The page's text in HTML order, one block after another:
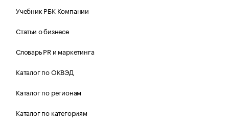
Учебник РБК Компании
Статьи о бизнесе
Словарь PR и маркетинга
Каталог по ОКВЭД
Каталог по регионам
Каталог по категориям